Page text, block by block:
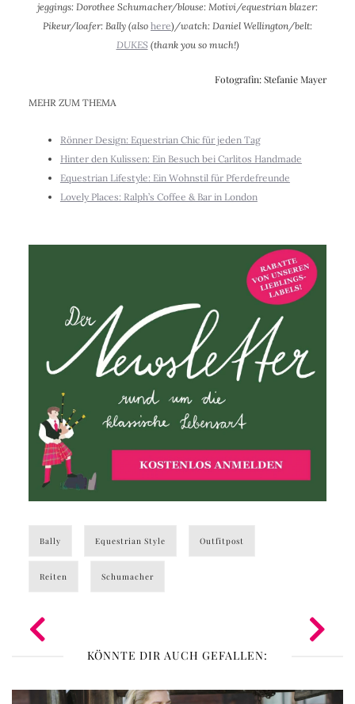
jeggings: Dorothee Schumacher/blouse: Motivi/equestrian blazer:
Pikeur/loafer: Bally (also here)/watch: Daniel Wellington/belt:
DUKES (thank you so much!)
Fotografin: Stefanie Mayer
MEHR ZUM THEMA
Rönner Design: Equestrian Chic für jeden Tag
Hinter den Kulissen: Ein Besuch bei Carlitos Handmade
Equestrian Lifestyle: Ein Wohnstil für Pferdefreunde
Lovely Places: Ralph’s Coffee & Bar in London
Bally Equestrian Style Outfitpost
Reiten Schumacher
KÖNNTE DIR AUCH GEFALLEN: